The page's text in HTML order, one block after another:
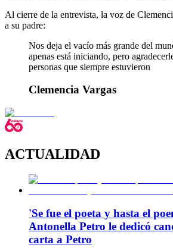
Al cierre de la entrevista, la voz de
a su padre:
Nos deja el vacío más grande del
apenas está iniciando, pero
personas que siempre estuvieron
Clemencia Vargas
ACTUALIDAD
'Se fue el poeta y hasta el
Antonella Petro le dedicó
carta a Petro